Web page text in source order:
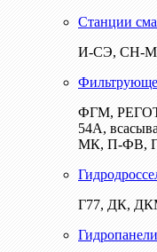
Станции
И-СЭ, СН-М
ФГМ,
54А,
МК, П-ФВ,
Г77, ДК,
Гидропанели